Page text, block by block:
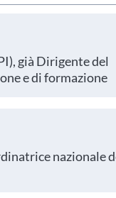
già Dirigente del
e di formazione
nazionale